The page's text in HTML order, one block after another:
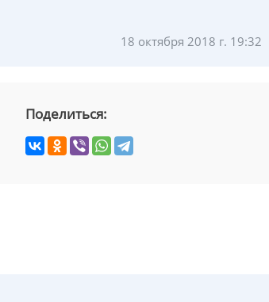
18 октября 2018 г. 19:32
Поделиться: